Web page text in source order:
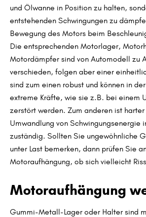
und Ölwanne in Position zu halten,
entstehenden Schwingungen zu
Bewegung des Motors beim
Die entsprechenden Motorlager,
Motordämpfer sind von Automodell zu
verschieden, folgen aber einer
sind zum einen robust und können in
extreme Kräfte, wie sie z.B. bei einem
zerstört werden. Zum anderen ist
Umwandlung von Schwingungsenergie
zuständig. Sollten Sie ungewöhnliche
unter Last bemerken, dann prüfen Sie
Motoraufhängung, ob sich vielleicht
Motoraufhängung
Gummi-Metall-Lager oder Halter sind